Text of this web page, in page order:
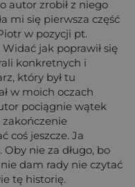
autor zrobił z niego
mi się pierwsza część
w pozycji pt.
jak poprawił się
konkretnych i
który był tu
w moich oczach
pociągnie wątek
coś jeszcze. Ja
nie za długo, bo
dam rady nie czytać
tę historię.